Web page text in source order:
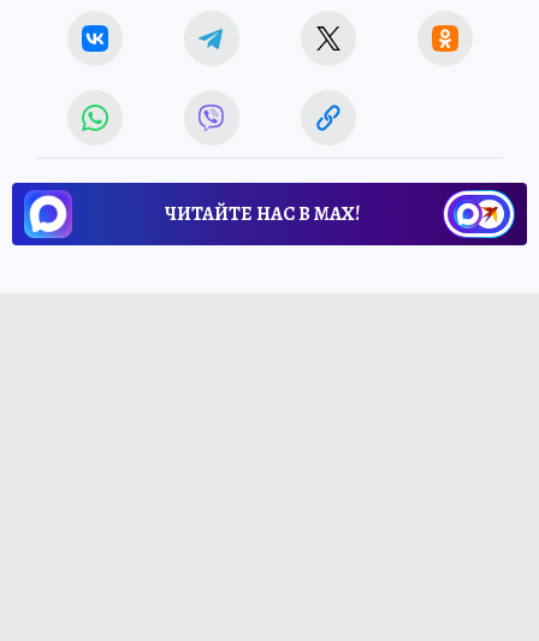
ЧИТАЙТЕ НАС В МАХ!